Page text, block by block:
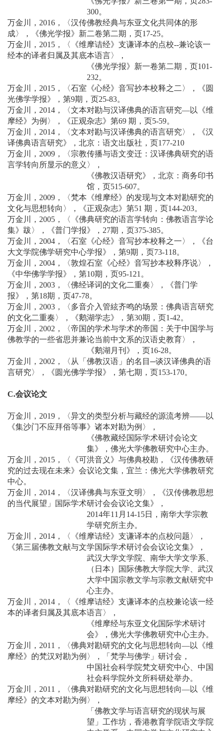
300。
万金川，2016，〈汉传佛教经典与东亚文化共同体的形
成〉，《佛光学报》新二卷第二期，页17-25。
万金川，2015，〈《维摩诘经》支谦译本的点校--兼论该一
经本的译者归属及其底本语言〉，
《佛光学报》新一卷第二期，页101-
232。
万金川，2015，〈石室《心经》音写抄本校释之二〉，《圆
光佛学学报》，第9期，页25-83。
万金川，2014，〈文本对勘与汉译佛典的语言研究—以《维
摩经》为例〉，《正观杂志》第69 期，页5-59。
万金川，2014，〈文本对勘与汉译佛典的语言研究〉，《汉
译佛典语言研究》，北京：语文出版社，页177-210
万金川，2009，〈宗教传播与语文变迁：汉译佛典研究的语
言学转向所显示的意义〉，
《佛教汉语研究》，北京：商务印书
馆，页515-607。
万金川，2009，〈梵本《维摩经》的发现与文本对勘研究的
文化与思想转向〉，《正观杂志》第51 期，页144-203。
万金川，2005，〈《佛典研究的语言学转向：佛教语言学论
集》跋〉，《普门学报》，27期，页375-385。
万金川，2004，〈石室《心经》音写抄本校释之一〉，《台
大文学院佛学研究中心学报》，第9期，页73-118。
万金川，2004，〈敦煌石室《心经》音写抄本校释序说〉，
《中华佛学学报》，第10期，页95-121。
万金川，2003，〈佛经译词的文化二重奏〉，《普门学
报》，第18期，页47-78。
万金川，2003，〈多音介入管絃齐鸣的场景：佛典语言研究
的文化二重奏〉，《鹅湖学志》，第30期，页1-42。
万金川，2002，〈帝国的学术与学术的帝国：关于中国学与
佛教学的一些省思并兼论当前中文系的汉语史教育〉，
《鹅湖月刊》，页16-28。
万金川，2002，〈从「佛教汉语」的名目─谈汉译佛典的语
言研究〉，《圆光佛学学报》，第七期，页153-170。
C.会议论文
万金川，2019，〈异文的类型分析与藏经的源流考辨——以
《集沙门不应拜俗等事》诸本对勘为例〉，
《佛教藏经国际学术研讨会论文
集》，佛光大学佛教研究中心主办。
万金川，2015，〈《可洪音义》与佛典校勘，《汉传佛教研
究的过去现在未来》会议论文集，宜兰：佛光大学佛教研究
中心。
万金川，2014，〈汉译佛典与东亚文明〉，《汉传佛教思想
的当代展望」国际学术研讨会会议论文集》，
2014年11月14-15日，南华大学宗教
学研究所主办。
万金川，2014，〈《维摩诘经》支谦译本的点校问题〉，
《第三届佛教文献与文学国际学术研讨会会议论文集》，
武汉大学文学院、南华大学文学系、
（日本）国际佛教大学院大学、武汉
大学中国宗教文学与宗教文献研究中
心主办。
万金川，2014，〈《维摩诘经》支谦译本的点校兼论该一经
本的译者归属及其底本语言〉，
《维摩经与东亚文化国际学术研讨
会》，佛光大学佛教研究中心主办。
万金川，2011，〈佛典对勘研究的文化与思想转向—以《维
摩经》的梵汉对勘为例〉，「梵学与佛学」研讨会，
中国社会科学院梵文研究中心、中国
社会科学院外文所科研处举办。
万金川，2011，〈佛典对勘研究的文化与思想转向—以《维
摩经》的文本对勘为例〉，
「佛教文学与语言研究的现状与展
望」工作坊，香港教育学院语文学院